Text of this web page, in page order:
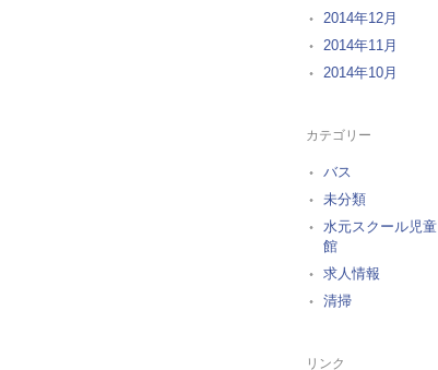
2014年12月
2014年11月
2014年10月
カテゴリー
バス
未分類
水元スクール児童
館
求人情報
清掃
リンク